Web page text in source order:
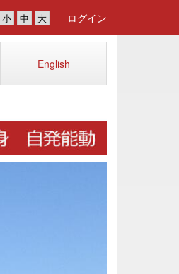
ログイン
English